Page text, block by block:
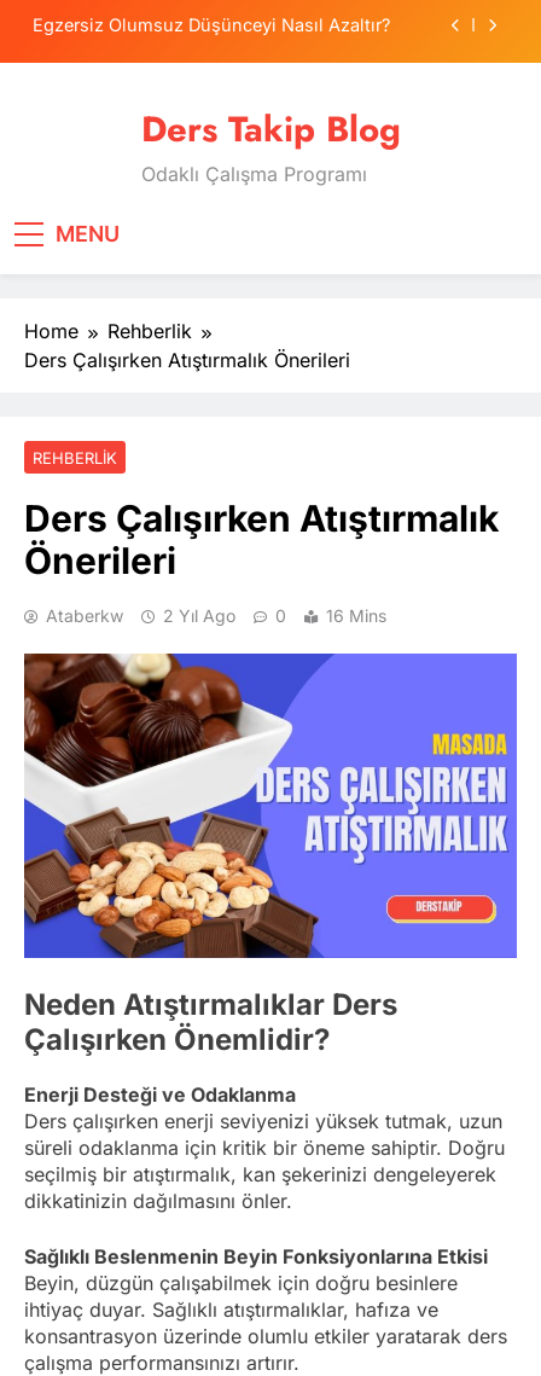
SkipPsikolojide Sistematik Duyarsızlaştırma
Tekrarlama Zorlantısı: Neden Geçmişi
Tekrarlıyoruz?
Egzersiz Olumsuz Düşünceyi Nasıl Azaltır?
Psikolojide Sistematik Duyarsızlaştırma
Terapisi
Tercih Stresinde Veliler Çocuğa Nasıl Destek
Ders Takip Blog
Odaklı Çalışma Programı
MENU
Home
Rehberlik
Ders Çalışırken Atıştırmalık Önerileri
REHBERLIK
Ders Çalışırken Atıştırmalık
Önerileri
Ataberkw 2 Yıl Ago 0 16 Mins
Neden Atıştırmalıklar Ders
Çalışırken Önemlidir?
Enerji Desteği ve Odaklanma
Ders çalışırken enerji seviyenizi yüksek tutmak, uzun
süreli odaklanma için kritik bir öneme sahiptir. Doğru
seçilmiş bir atıştırmalık, kan şekerinizi dengeleyerek
dikkatinizin dağılmasını önler.
Sağlıklı Beslenmenin Beyin Fonksiyonlarına Etkisi
Beyin, düzgün çalışabilmek için doğru besinlere
ihtiyaç duyar. Sağlıklı atıştırmalıklar, hafıza ve
konsantrasyon üzerinde olumlu etkiler yaratarak ders
çalışma performansınızı artırır.